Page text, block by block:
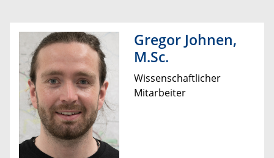
Gregor Johnen,
M.Sc.
Wissenschaftlicher
Mitarbeiter